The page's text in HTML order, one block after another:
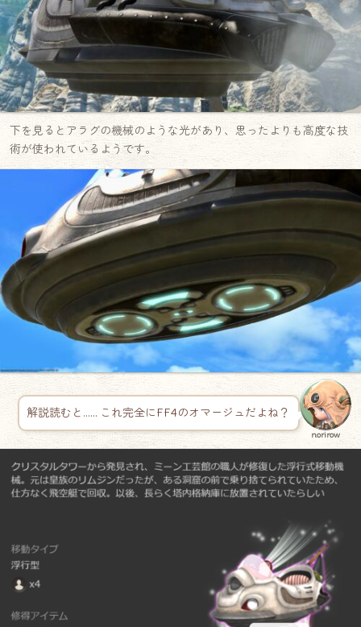
下を見るとアラグの機械のような光があり、思ったよりも高度な技
術が使われているようです。
解説読むと…… これ完全にFF4のオマージュだよね？
norirow